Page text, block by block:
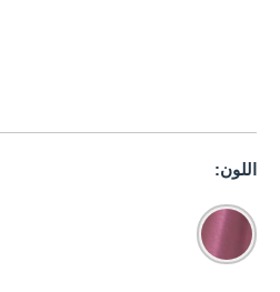
اللون: